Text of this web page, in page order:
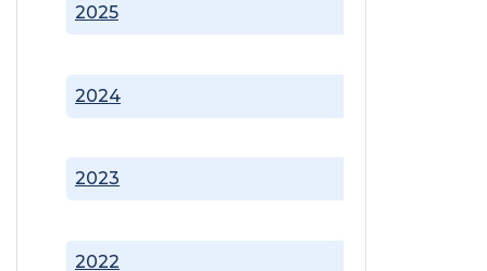
2022
2023
2024
2025